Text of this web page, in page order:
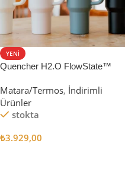
YENI
Quencher H2.O FlowState™
Matara/Termos, İndirimli
Ürünler
stokta
₺3.929,00